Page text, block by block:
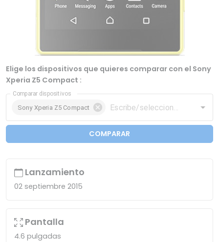
Elige los dispositivos que quieres comparar con el Sony
Xperia Z5 Compact :
Comparar dispositivos
Sony Xperia Z5 Compact
COMPARAR
Lanzamiento
02 septiembre 2015
Pantalla
4.6 pulgadas